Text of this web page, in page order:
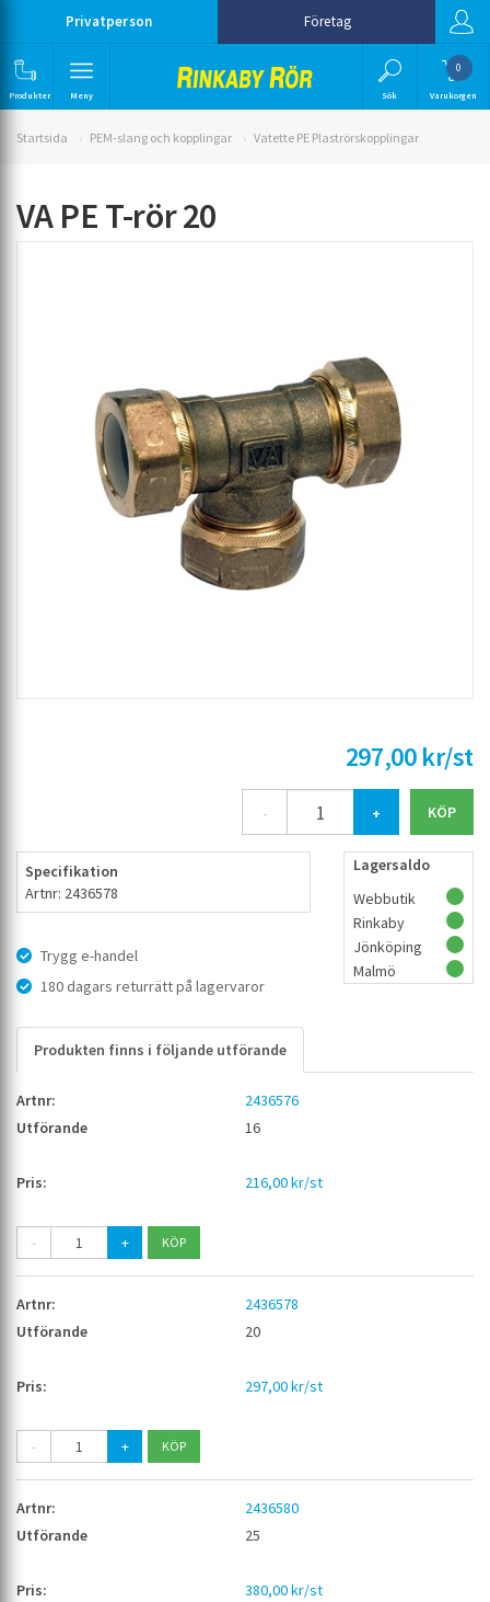
Privatperson Företag
Produkter Meny Sök
0
Varukorgen
Startsida PEM-slang och kopplingar Vatette PE Plaströrskopplingar
VA PE T-rör 20
297,00 kr/st
- +
Specifikation
Artnr: 2436578
Trygg e-handel
180 dagars returrätt på lagervaror
Lagersaldo
Webbutik
Rinkaby
Jönköping
Malmö
Produkten finns i följande utförande
2436576
16
216,00 kr/st
- +
2436578
20
297,00 kr/st
- +
2436580
25
380,00 kr/st